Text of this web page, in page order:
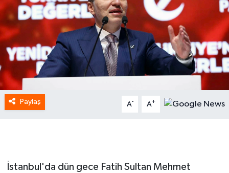
Paylaş A- A+
İstanbul'da dün gece Fatih Sultan Mehmet